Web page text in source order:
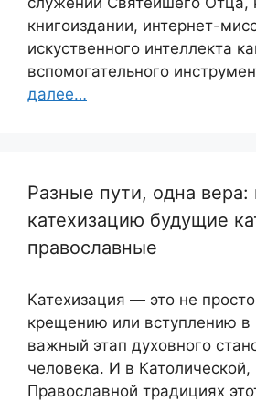
книгоиздании, интернет-
искуственного интеллекта
вспомогательного
далее…
Разные пути, одна вера:
катехизацию будущие
православные
Катехизация — это не
крещению или вступлению в
важный этап духовного
человека. И в Католической,
Православной традициях